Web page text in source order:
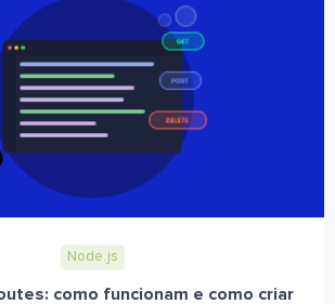
Node.js
como funcionam e como criar